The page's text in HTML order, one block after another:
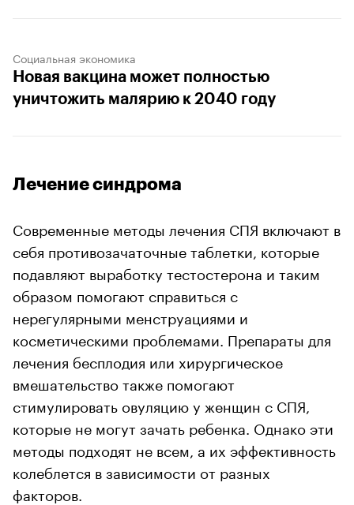
Социальная экономика
Новая вакцина может полностью
уничтожить малярию к 2040 году
Лечение синдрома
Современные методы лечения СПЯ включают в
себя противозачаточные таблетки, которые
подавляют выработку тестостерона и таким
образом помогают справиться с
нерегулярными менструациями и
косметическими проблемами. Препараты для
лечения бесплодия или хирургическое
вмешательство также помогают
стимулировать овуляцию у женщин с СПЯ,
которые не могут зачать ребенка. Однако эти
методы подходят не всем, а их эффективность
колеблется в зависимости от разных
факторов.